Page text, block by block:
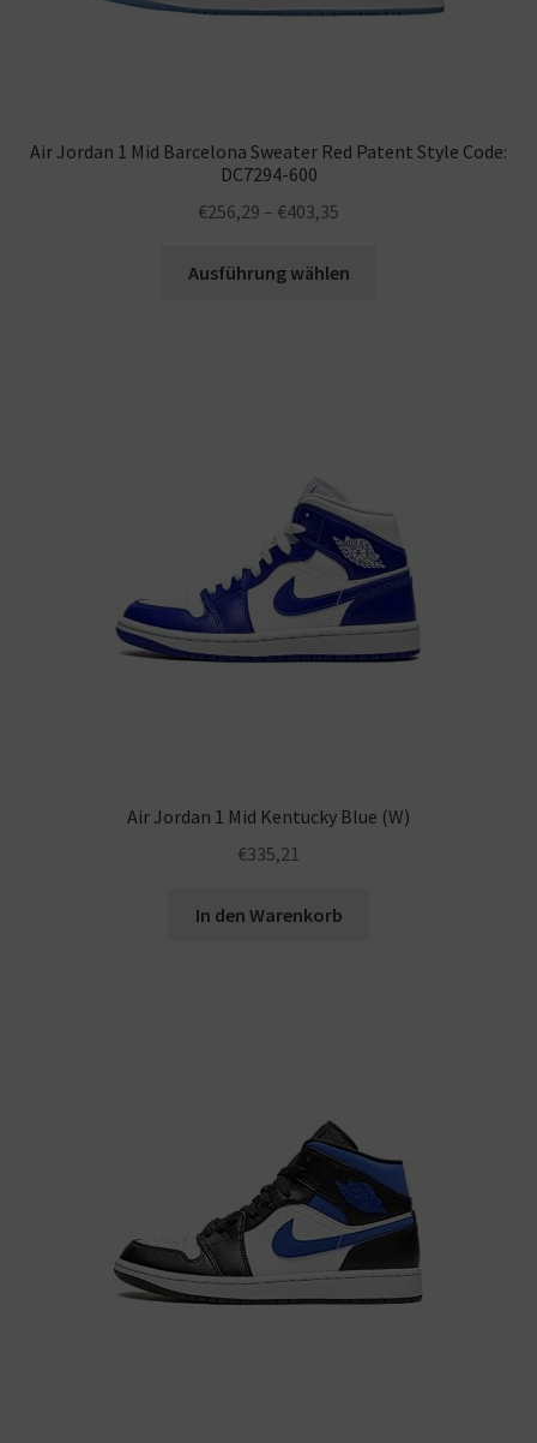
Air Jordan 1 Mid Barcelona Sweater Red Patent Style Code:
DC7294-600
€256,29 – €403,35
Ausführung wählen
Air Jordan 1 Mid Kentucky Blue (W)
€335,21
In den Warenkorb